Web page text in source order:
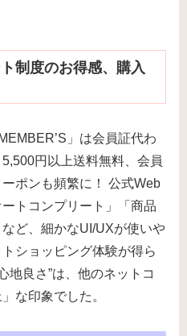
制度のお得感、購入
」は会員証代わ
円以上送料無料、会員
ポンも頻繁に！ 公式Web
トコンプリート」「商品
ど、細かなUI/UXが使いや
ショッピング体験が得ら
地良さ”は、他のネットコ
な印象でした。